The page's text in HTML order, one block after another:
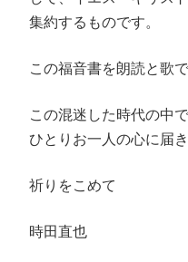
集約するものです。
この福音書を朗読と歌
この混迷した時代の中
ひとりお一人の心に届
祈りをこめて
時田直也